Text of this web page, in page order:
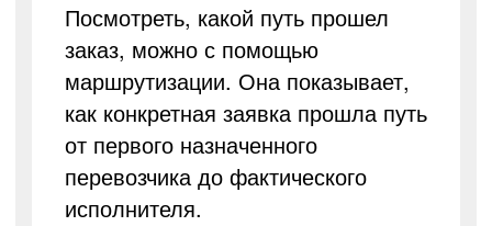
Посмотреть, какой путь прошел
заказ, можно с помощью
маршрутизации. Она показывает,
как конкретная заявка прошла путь
от первого назначенного
перевозчика до фактического
исполнителя.